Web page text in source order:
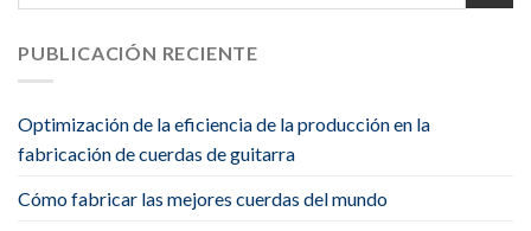
PUBLICACIÓN RECIENTE
Optimización de la eficiencia de la producción en la
fabricación de cuerdas de guitarra
Cómo fabricar las mejores cuerdas del mundo